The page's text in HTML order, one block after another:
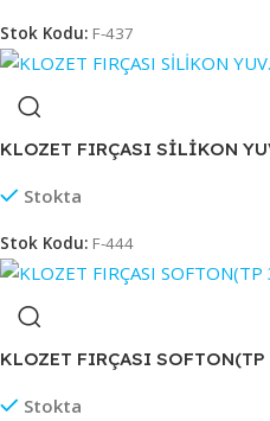
Stok Kodu: F-437
KLOZET FIRÇASI SİLİKON
Stokta
Stok Kodu: F-444
KLOZET FIRÇASI SOFTON(TP
Stokta